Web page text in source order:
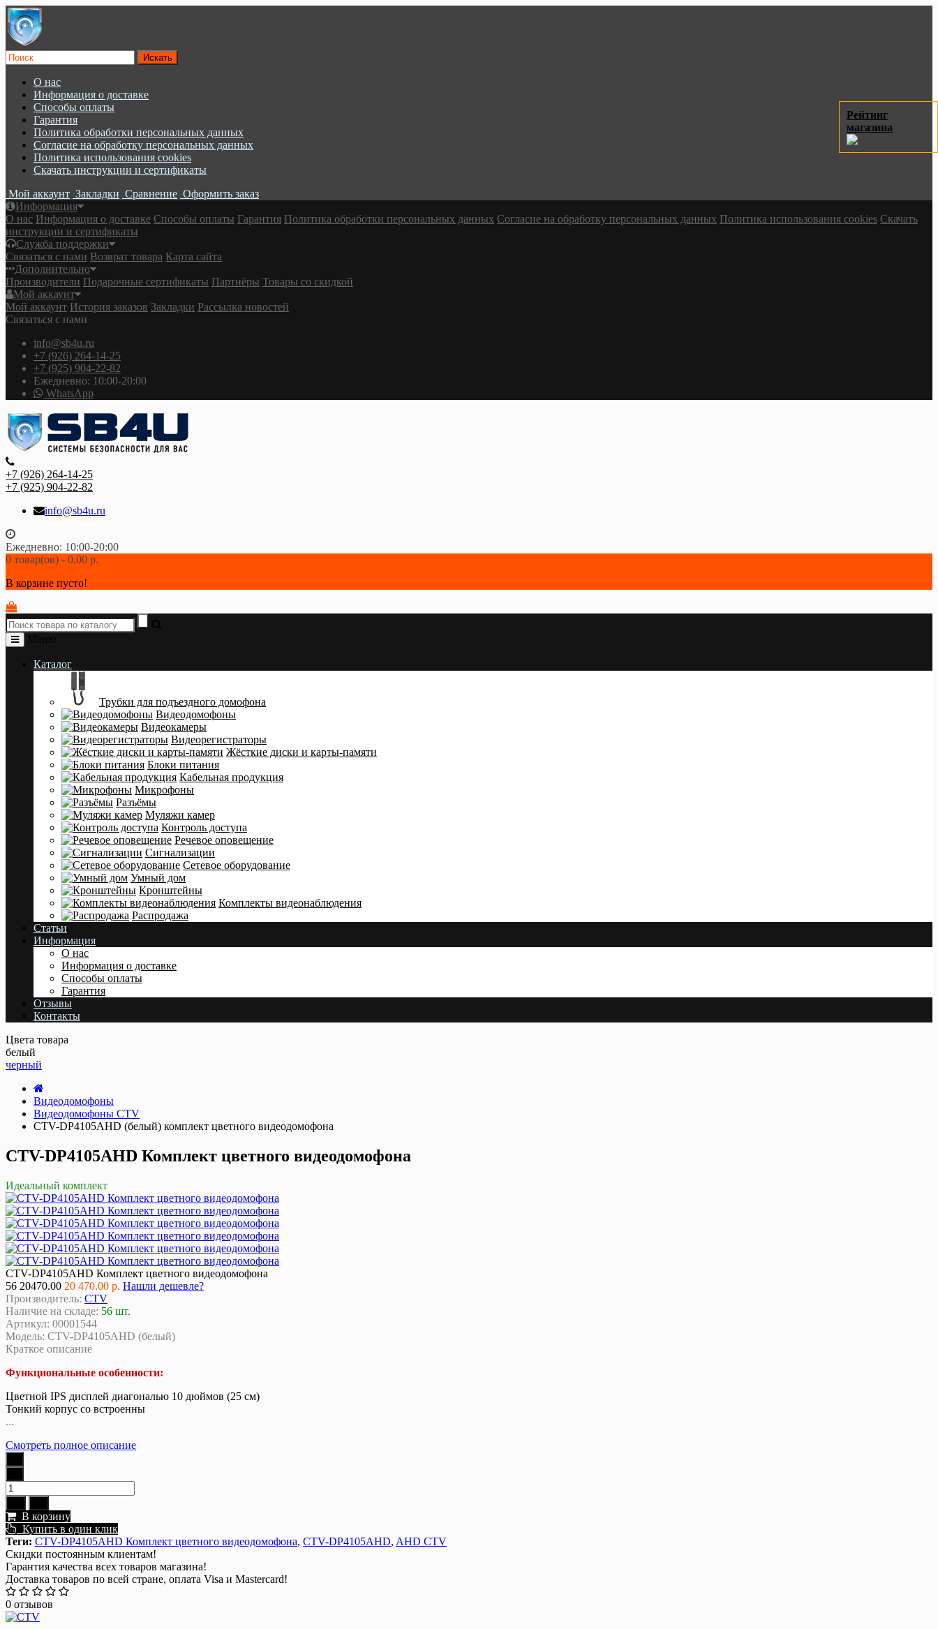
О нас
Информация о доставке
Cпособы оплаты
Гарантия
Политика обработки персональных данных
Согласие на обработку персональных данных
Политика использования cookies
Скачать инструкции и сертификаты
Мой аккаунт Закладки Сравнение Оформить заказ
Информация
О нас Информация о доставке Cпособы оплаты Гарантия Политика обработки персональных данных Согласие на обработку персональных данных Политика использования cookies Скачать
инструкции и сертификаты
Служба поддержки
Связаться с нами Возврат товара Карта сайта
Дополнительно
Производители Подарочные сертификаты Партнёры Товары со скидкой
Мой аккаунт
Мой аккаунт История заказов Закладки Рассылка новостей
Связаться с нами
info@sb4u.ru
+7 (926) 264-14-25
+7 (925) 904-22-82
Ежедневно: 10:00-20:00
WhatsApp
+7 (926) 264-14-25
+7 (925) 904-22-82
info@sb4u.ru
Ежедневно: 10:00-20:00
0 товар(ов) - 0.00 р.
В корзине пусто!
Каталог
Трубки для подъездного домофона
Видеодомофоны
Видеокамеры
Видеорегистраторы
Жёсткие диски и карты-памяти
Блоки питания
Кабельная продукция
Микрофоны
Разъёмы
Муляжи камер
Контроль доступа
Речевое оповещение
Сигнализации
Сетевое оборудование
Умный дом
Кронштейны
Комплекты видеонаблюдения
Распродажа
Статьи
Информация
О нас
Информация о доставке
Cпособы оплаты
Гарантия
Отзывы
Контакты
Цвета товара
белый
черный
Видеодомофоны
Видеодомофоны CTV
CTV-DP4105AHD (белый) комплект цветного видеодомофона
CTV-DP4105AHD Комплект цветного видеодомофона
Идеальный комплект
CTV-DP4105AHD Комплект цветного видеодомофона
56 20470.00 20 470.00 р. Нашли дешевле?
Производитель: CTV
Наличие на складе: 56 шт.
Артикул: 00001544
Модель: CTV-DP4105AHD (белый)
Краткое описание
Функциональные особенности:
Цветной IPS дисплей диагональю 10 дюймов (25 см)
Тонкий корпус со встроенны
...
Смотреть полное описание
В корзину
Купить в один клик
Теги: CTV-DP4105AHD Комплект цветного видеодомофона, CTV-DP4105AHD, AHD CTV
Скидки постоянным клиентам!
Гарантия качества всех товаров магазина!
Доставка товаров по всей стране, оплата Visa и Mastercard!
0 отзывов
Рейтинг
магазина